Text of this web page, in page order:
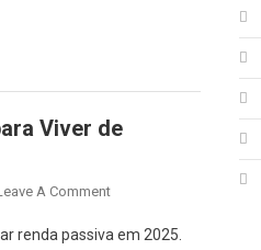
Incertezas
Oportunidades
Investimento
Viver de
A CommentOn
Investimentos
renda passiva em 2025.